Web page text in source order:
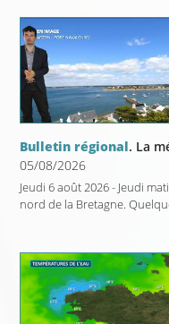
Bulletin régional. La
05/08/2026
Jeudi 6 août 2026 - Jeudi
nord de la Bretagne.